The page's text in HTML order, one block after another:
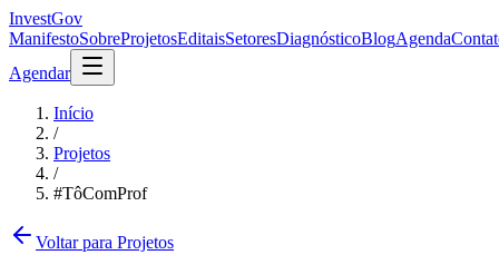
InvestGov
ManifestoSobreProjetosEditaisSetoresDiagnósticoBlogAgenda
Agendar
Início
/
Projetos
/
#TôComProf
Voltar para Projetos